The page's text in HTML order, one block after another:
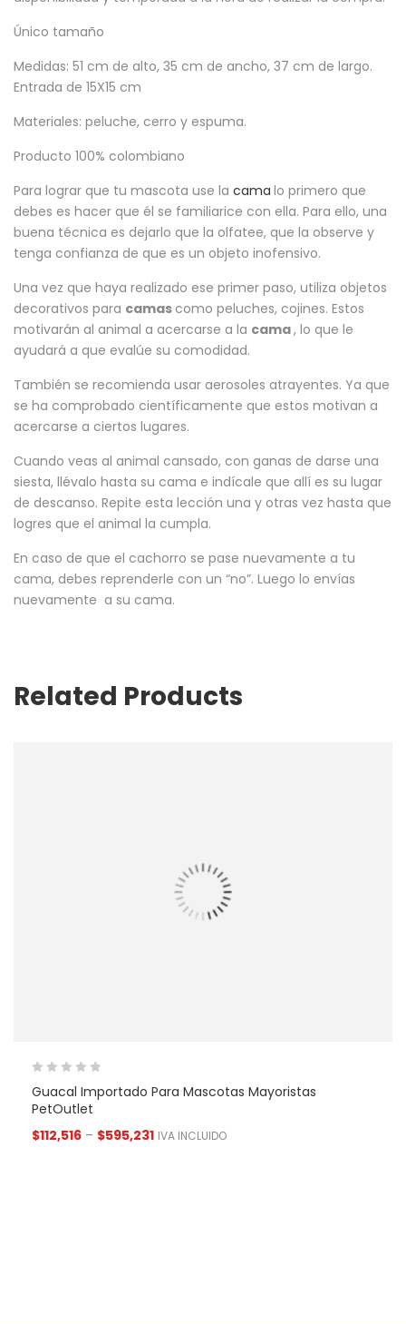
Único tamaño
Medidas: 51 cm de alto, 35 cm de ancho, 37 cm de largo.
Entrada de 15X15 cm
Materiales: peluche, cerro y espuma.
Producto 100% colombiano
Para lograr que tu mascota use la cama lo primero que
debes es hacer que él se familiarice con ella. Para ello, una
buena técnica es dejarlo que la olfatee, que la observe y
tenga confianza de que es un objeto inofensivo.
Una vez que haya realizado ese primer paso, utiliza objetos
decorativos para camas como peluches, cojines. Estos
motivarán al animal a acercarse a la cama, lo que le
ayudará a que evalúe su comodidad.
También se recomienda usar aerosoles atrayentes. Ya que
se ha comprobado científicamente que estos motivan a
acercarse a ciertos lugares.
Cuando veas al animal cansado, con ganas de darse una
siesta, llévalo hasta su cama e indícale que allí es su lugar
de descanso. Repite esta lección una y otras vez hasta que
logres que el animal la cumpla.
En caso de que el cachorro se pase nuevamente a tu
cama, debes reprenderle con un “no”. Luego lo envías
nuevamente a su cama.
Related Products
Guacal Importado Para Mascotas Mayoristas
PetOutlet
$112,516 – $595,231 IVA INCLUIDO